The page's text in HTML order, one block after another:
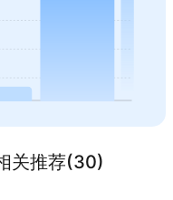
关推荐(30)